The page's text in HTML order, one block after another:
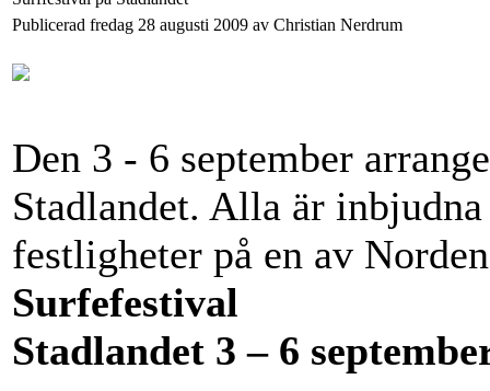
Publicerad fredag 28 augusti 2009 av Christian Nerdrum
Den 3 - 6 september
Stadlandet. Alla är
festligheter på en av
Surfefestival
Stadlandet 3 – 6